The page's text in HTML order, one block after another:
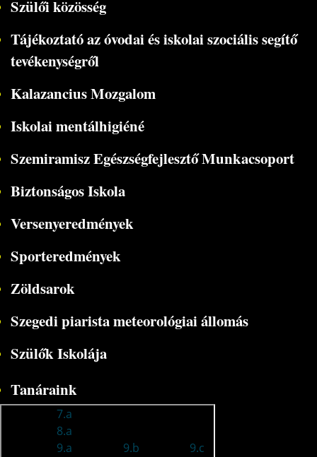
Szülői közösség
Tájékoztató az óvodai és iskolai szociális segítő
tevékenységről
Kalazancius Mozgalom
Iskolai mentálhigiéné
Szemiramisz Egészségfejlesztő Munkacsoport
Biztonságos Iskola
Versenyeredmények
Sporteredmények
Zöldsarok
Szegedi piarista meteorológiai állomás
Szülők Iskolája
Tanáraink